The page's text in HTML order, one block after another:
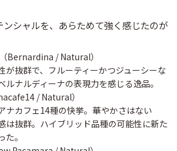
ンシャルを、あらためて強く感じたのが
Bernardina / Natural）
抜群で、 フルーティーかつジューシーな
ルナルディーナの表現力を感じる逸品。
/ Natural）
ナカフェ14種の快挙。華やかさはない
は抜群。ハイブリッド品種の可能性に新た
。